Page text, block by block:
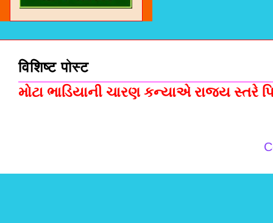
विशिष्ट पोस्ट
મોટા ભાડિયાની ચારણ કન્યાએ રાજ્ય સ્તરે